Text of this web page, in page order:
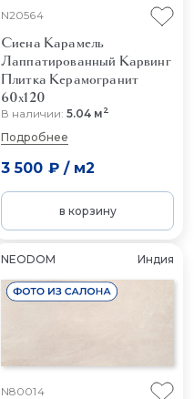
N20564
Сиена Карамель
Лаппатированный Карвинг
Плитка Керамогранит
60x120
В наличии: 5.04 м2
Подробнее
3 500 ₽/ м2
в корзину
NEODOM Индия
N80014